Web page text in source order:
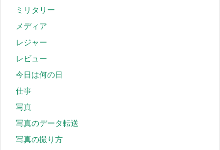
ミリタリー
メディア
レジャー
レビュー
今日は何の日
仕事
写真
写真のデータ転送
写真の撮り方